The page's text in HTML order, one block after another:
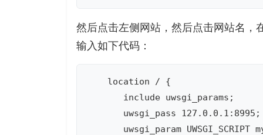
然后点击左侧网站，然后点击网站名，
输入如下代码：
location / {
include uwsgi_params;
uwsgi_pass 127.0.0.1:8995;  #
uwsgi_param UWSGI_SCRIPT